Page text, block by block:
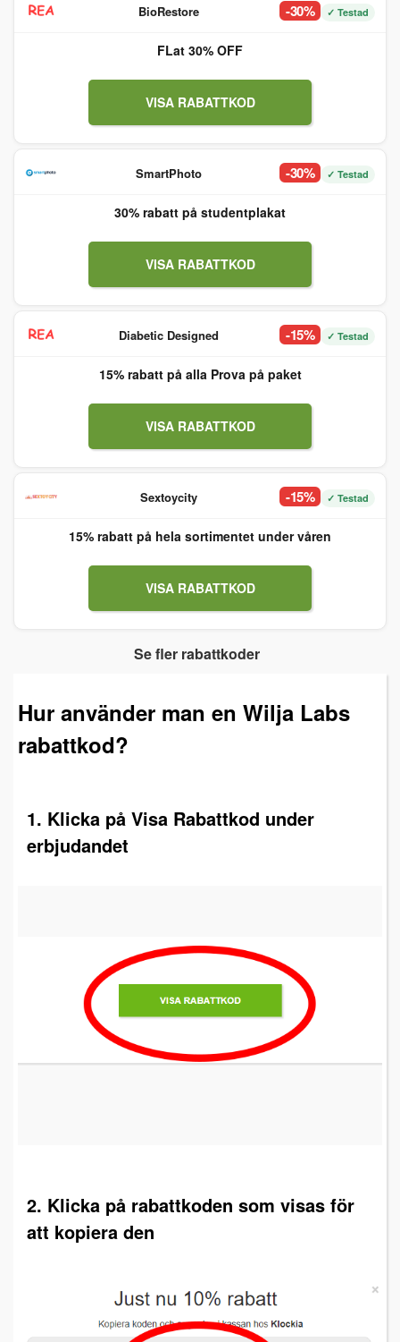
BioRestore -30% ✓ Testad
FLat 30% OFF
VISA RABATTKOD
SmartPhoto -30% ✓ Testad
30% rabatt på studentplakat
VISA RABATTKOD
Diabetic Designed -15% ✓ Testad
15% rabatt på alla Prova på paket
VISA RABATTKOD
Sextoycity -15% ✓ Testad
15% rabatt på hela sortimentet under våren
VISA RABATTKOD
Se fler rabattkoder
Hur använder man en Wilja Labs
rabattkod?
1. Klicka på Visa Rabattkod under
erbjudandet
2. Klicka på rabattkoden som visas för
att kopiera den